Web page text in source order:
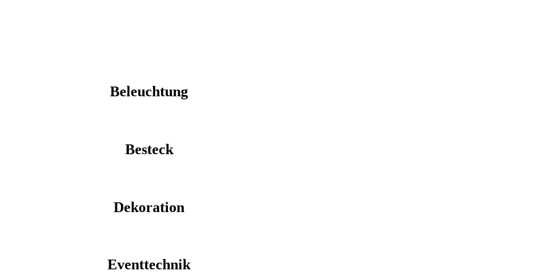
Beleuchtung
Besteck
Dekoration
Eventtechnik